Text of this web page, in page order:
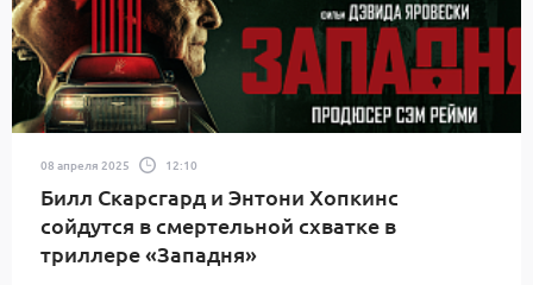
08 апреля 2025 12:10
Билл Скарсгард и Энтони Хопкинс
сойдутся в смертельной схватке в
триллере «Западня»